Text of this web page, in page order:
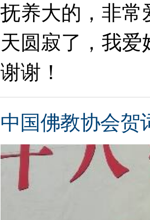
抚养大的，非常
天圆寂了，我
谢谢！
中国佛教协会贺